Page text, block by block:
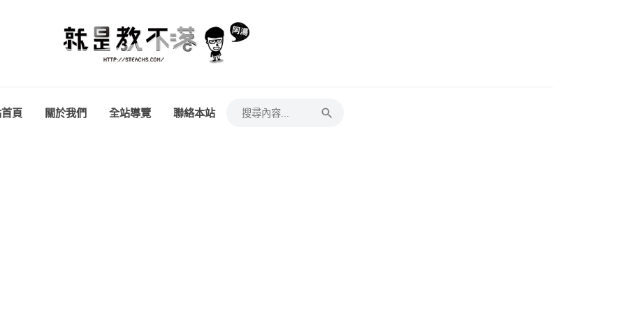
頁 關於我們 全站導覽 聯絡本站